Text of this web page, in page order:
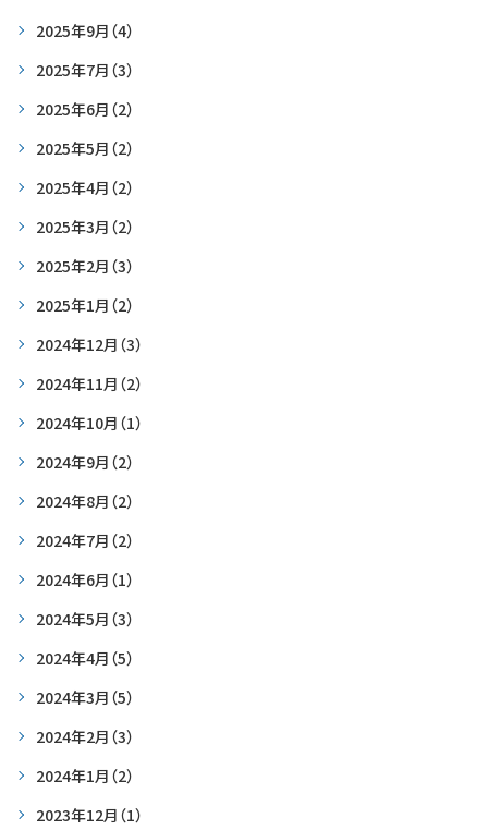
2025年9月 （4）
2025年7月 （3）
2025年6月 （2）
2025年5月 （2）
2025年4月 （2）
2025年3月 （2）
2025年2月 （3）
2025年1月 （2）
2024年12月 （3）
2024年11月 （2）
2024年10月 （1）
2024年9月 （2）
2024年8月 （2）
2024年7月 （2）
2024年6月 （1）
2024年5月 （3）
2024年4月 （5）
2024年3月 （5）
2024年2月 （3）
2024年1月 （2）
2023年12月 （1）